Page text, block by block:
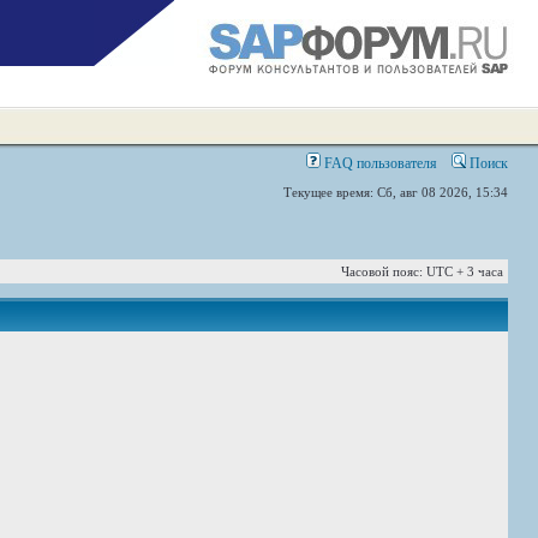
FAQ пользователя Поиск
Текущее время: Сб, авг 08 2026, 15:34
Часовой пояс: UTC + 3 часа